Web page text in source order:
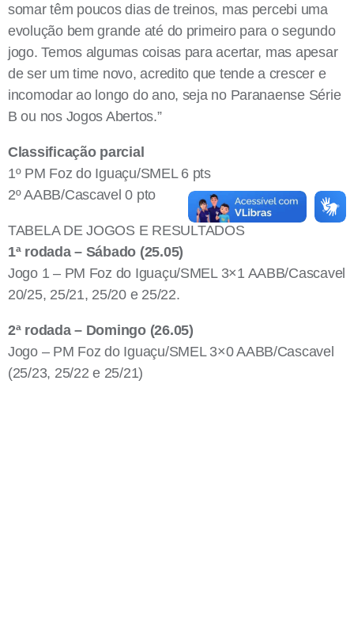
somar têm poucos dias de treinos, mas percebi uma
evolução bem grande até do primeiro para o segundo
jogo. Temos algumas coisas para acertar, mas apesar
de ser um time novo, acredito que tende a crescer e
incomodar ao longo do ano, seja no Paranaense Série
B ou nos Jogos Abertos.”
Classificação parcial
1º PM Foz do Iguaçu/SMEL 6 pts
2º AABB/Cascavel 0 pto
TABELA DE JOGOS E RESULTADOS
1ª rodada – Sábado (25.05)
Jogo 1 – PM Foz do Iguaçu/SMEL 3×1 AABB/Cascavel
20/25, 25/21, 25/20 e 25/22.
2ª rodada – Domingo (26.05)
Jogo – PM Foz do Iguaçu/SMEL 3×0 AABB/Cascavel
(25/23, 25/22 e 25/21)